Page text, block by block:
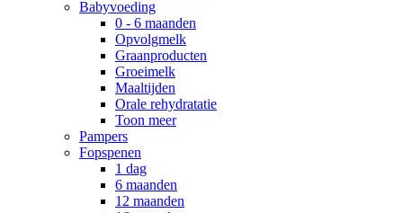
Babyvoeding
0 - 6 maanden
Opvolgmelk
Graanproducten
Groeimelk
Maaltijden
Orale rehydratatie
Toon meer
Pampers
Fopspenen
1 dag
6 maanden
12 maanden